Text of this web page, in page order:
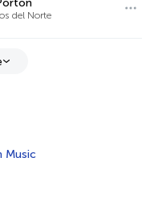
del Norte
Music